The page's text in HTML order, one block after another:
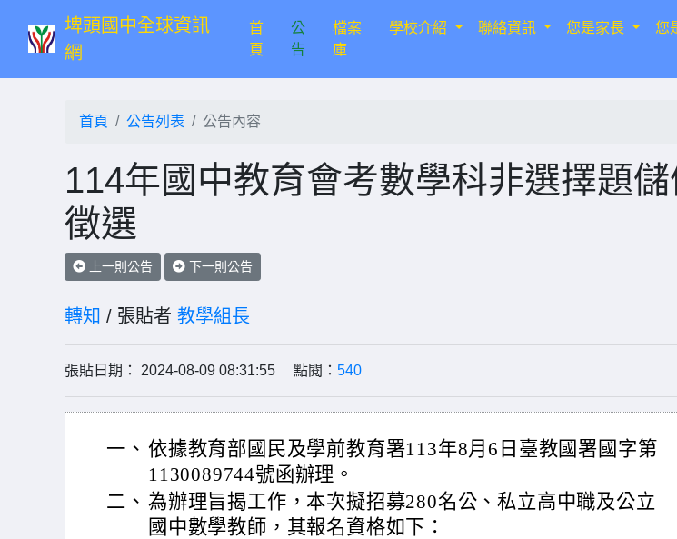
埤頭國中全球資訊
網
首
頁(current)
公
告
檔案
庫
學校介紹 聯絡資訊 您是家長 您
首頁 公告列表 公告內容
114年國中教育會考數學科非選擇題
徵選
上一則公告 下一則公告
轉知 / 張貼者 教學組長
張貼日期： 2024-08-09 08:31:55 點閱： 540
一、 依據教育部國民及學前教育署113年8月6日臺教國署國字第
1130089744號函辦理。
二、 為辦理旨揭工作，本次擬招募280名公、私立高中職及公立
國中數學教師，其報名資格如下：